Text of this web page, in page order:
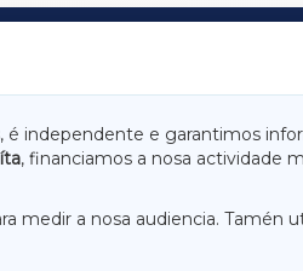
independente e garantimos
, financiamos a nosa actividade
medir a nosa audiencia. Tamén